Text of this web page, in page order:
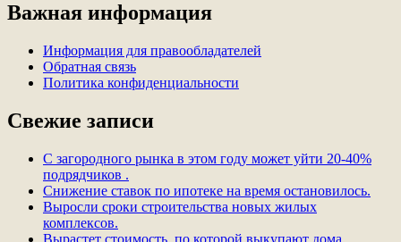
Важная информация
Информация для правообладателей
Обратная связь
Политика конфиденциальности
Свежие записи
С загородного рынка в этом году может уйти 20-40%
подрядчиков .
Снижение ставок по ипотеке на время остановилось.
Выросли сроки строительства новых жилых
комплексов.
Вырастет стоимость, по которой выкупают дома,